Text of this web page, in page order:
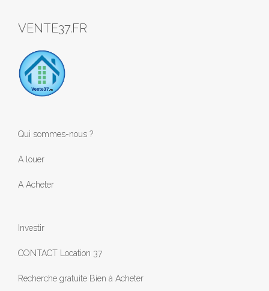
VENTE37.FR
Qui sommes-nous ?
A louer
A Acheter
Investir
CONTACT Location 37
Recherche gratuite Bien à Acheter